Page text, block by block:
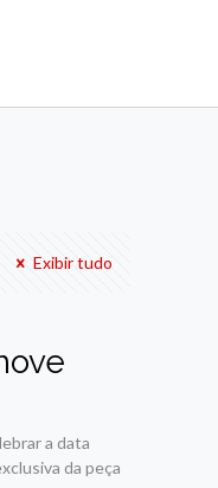
Exibir tudo
a data
da peça